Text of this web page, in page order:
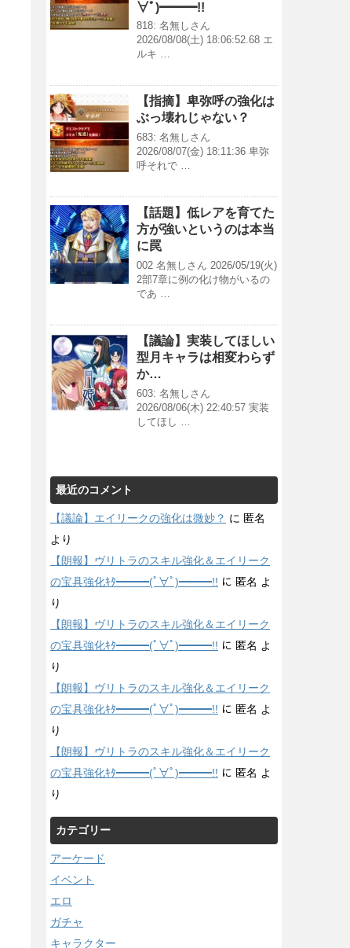
∀ﾟ)━━━!!
818: 名無しさん
2026/08/08(土) 18:06:52.68 エ
ルキ …
【指摘】卑弥呼の強化は
ぶっ壊れじゃない？
683: 名無しさん
2026/08/07(金) 18:11:36 卑弥
呼それで …
【話題】低レアを育てた
方が強いというのは本当
に罠
002 名無しさん 2026/05/19(火)
2部7章に例の化け物がいるの
であ …
【議論】実装してほしい
型月キャラは相変わらず
か…
603: 名無しさん
2026/08/06(木) 22:40:57 実装
してほし …
最近のコメント
【議論】エイリークの強化は微妙？ に 匿名
より
【朗報】ヴリトラのスキル強化＆エイリーク
の宝具強化ｷﾀ━━━(ﾟ∀ﾟ)━━━!! に 匿名 よ
り
【朗報】ヴリトラのスキル強化＆エイリーク
の宝具強化ｷﾀ━━━(ﾟ∀ﾟ)━━━!! に 匿名 よ
り
【朗報】ヴリトラのスキル強化＆エイリーク
の宝具強化ｷﾀ━━━(ﾟ∀ﾟ)━━━!! に 匿名 よ
り
【朗報】ヴリトラのスキル強化＆エイリーク
の宝具強化ｷﾀ━━━(ﾟ∀ﾟ)━━━!! に 匿名 よ
り
カテゴリー
アーケード
イベント
エロ
ガチャ
キャラクター